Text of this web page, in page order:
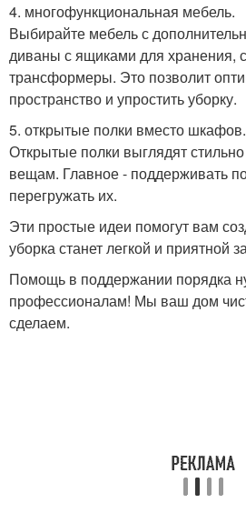
4. многофункциональная мебель.
Выбирайте мебель с
диваны с ящиками для хранения,
трансформеры. Это позволит
пространство и упростить уборку.
5. открытые полки вместо шкафов.
Открытые полки выглядят
вещам. Главное - поддерживать
перегружать их.
Эти простые идеи помогут вам
уборка станет легкой и приятной
Помощь в поддержании порядка
профессионалам! Мы ваш дом
сделаем.